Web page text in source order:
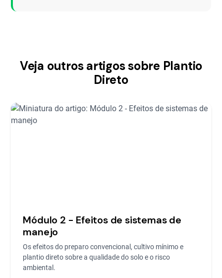
Veja outros artigos sobre Plantio
Direto
Módulo 2 - Efeitos de sistemas de
manejo
Os efeitos do preparo convencional, cultivo mínimo e
plantio direto sobre a qualidade do solo e o risco
ambiental.